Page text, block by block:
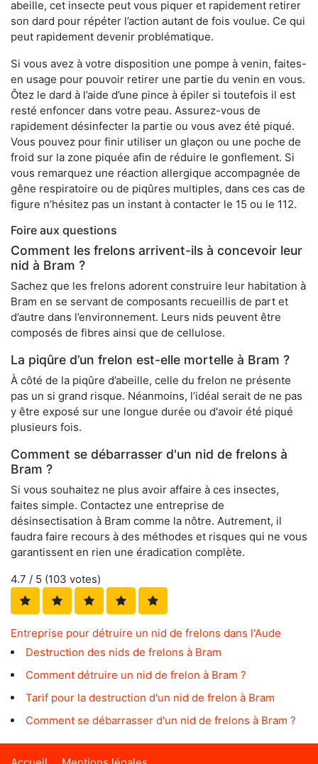
abeille, cet insecte peut vous piquer et rapidement retirer
son dard pour répéter l’action autant de fois voulue. Ce qui
peut rapidement devenir problématique.
Si vous avez à votre disposition une pompe à venin, faites-
en usage pour pouvoir retirer une partie du venin en vous.
Ôtez le dard à l’aide d’une pince à épiler si toutefois il est
resté enfoncer dans votre peau. Assurez-vous de
rapidement désinfecter la partie ou vous avez été piqué.
Vous pouvez pour finir utiliser un glaçon ou une poche de
froid sur la zone piquée afin de réduire le gonflement. Si
vous remarquez une réaction allergique accompagnée de
gêne respiratoire ou de piqûres multiples, dans ces cas de
figure n’hésitez pas un instant à contacter le 15 ou le 112.
Foire aux questions
Comment les frelons arrivent-ils à concevoir leur
nid à Bram ?
Sachez que les frelons adorent construire leur habitation à
Bram en se servant de composants recueillis de part et
d’autre dans l’environnement. Leurs nids peuvent être
composés de fibres ainsi que de cellulose.
La piqûre d’un frelon est-elle mortelle à Bram ?
À côté de la piqûre d’abeille, celle du frelon ne présente
pas un si grand risque. Néanmoins, l’idéal serait de ne pas
y être exposé sur une longue durée ou d'avoir été piqué
plusieurs fois.
Comment se débarrasser d'un nid de frelons à
Bram ?
Si vous souhaitez ne plus avoir affaire à ces insectes,
faites simple. Contactez une entreprise de
désinsectisation à Bram comme la nôtre. Autrement, il
faudra faire recours à des méthodes et risques qui ne vous
garantissent en rien une éradication complète.
4.7 / 5 (103 votes)
Entreprise pour détruire un nid de frelons dans l'Aude
Destruction des nids de frelons à Bram
Comment détruire un nid de frelon à Bram ?
Tarif pour la destruction d'un nid de frelon à Bram
Comment se débarrasser d'un nid de frelons à Bram ?